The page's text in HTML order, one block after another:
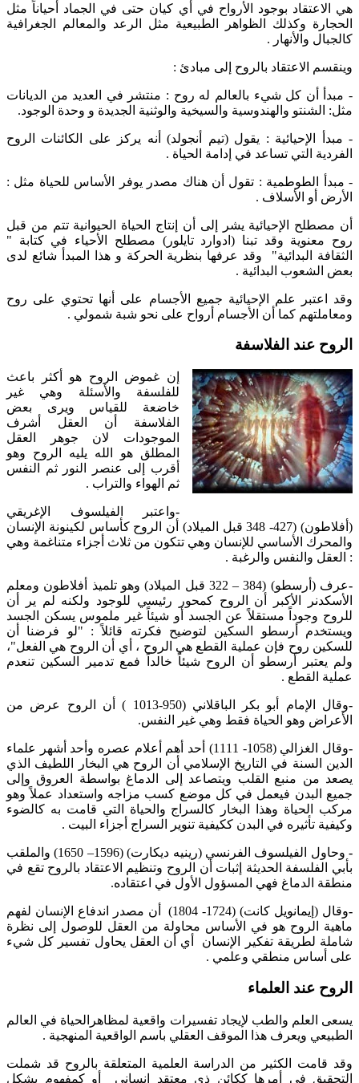
هي الاعتقاد بوجود الأرواح في أي كيان حتى في الجماد أحياناً مثل
الحجارة وكذلك الظواهر الطبيعية مثل الرعد والمعالم الجغرافية
كالجبال والأنهار .
وينقسم الاعتقاد بالروح إلى مبادئ :
- مبدأ أن كل شيء بالعالم له روح : منتشر في العديد من الديانات
مثل: الشنتو والهندوسية والسيخية والوثنية الجديدة و وحدة الوجود.
- مبدأ الإحيائية : يقول (تيم أنجولد) أنه يركز على الكائنات الروح
الفردية التي تساعد في إدامة الحياة .
- مبدأ الطوطمية : تقول أن هناك مصدر يوفر الأساس للحياة مثل :
الأرض أو الأسلاف .
أن مصطلح الإحيائية يشر إلى أن إنتاج الحياة الحيوانية تتم من قبل
روح معنوية وقد تبنا (ادوارد تايلور) مصطلح الأحياء في كتابة "
الثقافة البدائية" وقد عرفها بنظرية الحركة و هذا المبدأ شائع لدى
بعض الشعوب البدائية .
وقد اعتبر علم الإحيائية جميع الأجسام على أنها تحتوي على روح
ومعاملتهم كما أن الأجسام أرواح على نحو شبة شمولي .
الروح عند الفلاسفة
إن غموض الروح هو أكثر باعث
للفلسفة والأسئلة وهي غير
خاضعة للقياس ويرى بعض
الفلاسفة أن العقل أشرف
الموجودات لان جوهر العقل
المطلق هو الله يليه الروح وهو
أقرب إلى عنصر النور ثم النفس
ثم الهواء والتراب .
-واعتبر الفيلسوف الإغريقي
(أفلاطون) (427- 348 قبل الميلاد) أن الروح كأساس لكينونة الإنسان
والمحرك الأساسي للإنسان وهي تتكون من ثلاث أجزاء متناغمة وهي
: العقل والنفس والرغبة .
-
عرف (أرسطو) (384 – 322 قبل الميلاد) وهو تلميذ أفلاطون ومعلم
الأسكدنر الأكبر أن الروح كمحور رئيسي للوجود ولكنه لم ير أن
للروح وجوداً مستقلاً عن الجسد أو شيئاً غير ملموس يسكن الجسد
ويستخدم أرسطو السكين لتوضيح فكرته قائلاً : "لو فرضنا أن
للسكين روح فإن عملية القطع هي الروح ، أي أن الروح هي الفعل"،
ولم يعتبر أرسطو أن الروح شيئاً خالداً فمع تدمير السكين تنعدم
عملية القطع .
-
وقال الإمام أبو بكر الباقلاني (950-1013 ) أن الروح عرض من
الأعراض وهو الحياة فقط وهي غير النفس.
-
وقال الغزالي (1058- 1111) أحد أهم أعلام عصره وأحد أشهر علماء
الدين السنة في التاريخ الإسلامي أن الروح هي البخار اللطيف الذي
يصعد من منبع القلب ويتصاعد إلى الدماغ بواسطة العروق وإلى
جميع البدن فيعمل في كل موضع كسب مزاجه واستعداد عملاً وهو
مركب الحياة وهذا البخار كالسراج والحياة التي قامت به كالضوء
وكيفية تأثيره في البدن ككيفية تنوير السراج أجزاء البيت .
-
وحاول الفيلسوف الفرنسي (رينيه ديكارت) (1596– 1650) والملقب
بأبي الفلسفة الحديثة إثبات أن الروح وتنظيم الاعتقاد بالروح تقع في
منطقة الدماغ فهي المسؤول الأول في اعتقاده.
-
وقال (إيمانويل كانت) (1724- 1804) أن مصدر اندفاع الإنسان لفهم
ماهية الروح هو في الأساس محاولة من العقل للوصول إلى نظرة
شاملة لطريقة تفكير الإنسان أي أن العقل يحاول تفسير كل شيء
على أساس منطقي وعلمي .
الروح عند العلماء
يسعى العلم والطب لإيجاد تفسيرات واقعية لمظاهرالحياة في العالم
الطبيعي ويعرف هذا الموقف العقلي باسم الواقعية المنهجية .
وقد قامت الكثير من الدراسة العلمية المتعلقة بالروح قد شملت
التحقيق في أمرها ككائن ذي معتقد إنساني أو كمفهوم يشكل